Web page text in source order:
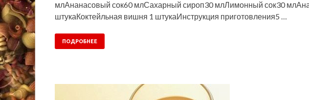
млАнанасовый сок60 млСахарный сироп30 млЛимонный сок30
штукаКоктейльная вишня 1 штукаИнструкция приготовления5 …
ПОДРОБНЕЕ